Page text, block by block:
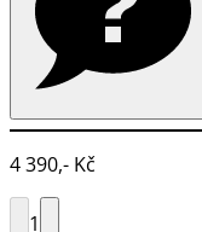
4 390,- Kč
1